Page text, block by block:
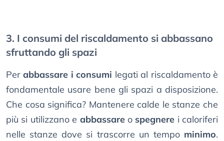
3. I consumi del riscaldamento si abbassano
sfruttando gli spazi
Perabbassare i consumi legati al riscaldamento è
fondamentale usare bene gli spazi a disposizione.
Che cosa significa? Mantenere calde le stanze che
più si utilizzano e abbassareo spegnere i caloriferi
nelle stanze dove si trascorre un tempo minimo.